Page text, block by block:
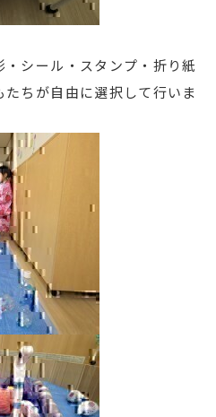
シール・スタンプ・折り紙
ちが自由に選択して行いま